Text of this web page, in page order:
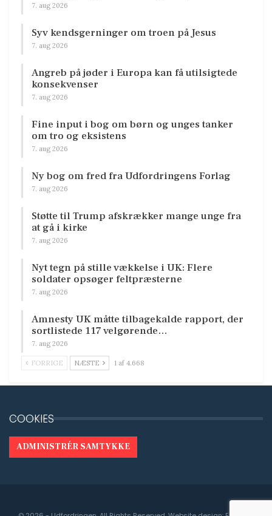
7. aug 2026
Syv kendsgerninger om troen på Jesus
7. aug 2026
Angreb på jøder i Europa kan få utilsigtede
konsekvenser
7. aug 2026
Fine input i bog om børn og unges tanker
om tro og eksistens
7. aug 2026
Ny bog om fred fra Udfordringens Forlag
7. aug 2026
Støtte til Trump afskrækker mange unge fra
at gå i kirke
7. aug 2026
Nyt tegn på stille vækkelse i UK: Flere
soldater opsøger feltpræsterne
7. aug 2026
Amnesty UK måtte tilbagekalde rapport, der
sortlistede 117 velgørende…
7. aug 2026
FORRIGE NÆSTE 1 af 4.668
COOKIES
ADMINISTRÉR SAMTYKKE